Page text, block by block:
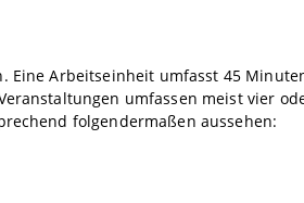
Eine Arbeitseinheit umfasst 45
umfassen meist vier
folgendermaßen aussehen: